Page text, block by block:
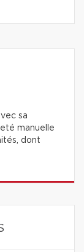
sa
manuelle
dont